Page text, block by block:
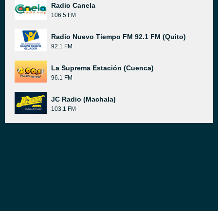
Radio Canela
106.5 FM
Radio Nuevo Tiempo FM 92.1 FM (Quito)
92.1 FM
La Suprema Estación (Cuenca)
96.1 FM
JC Radio (Machala)
103.1 FM